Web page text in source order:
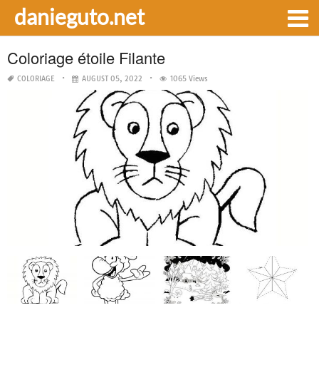
danieguto.net
Coloriage étoile Filante
COLORIAGE AUGUST 05, 2022 1065 Views